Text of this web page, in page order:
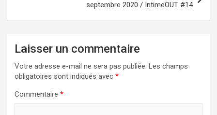
septembre 2020 / IntimeOUT #14
Laisser un commentaire
Votre adresse e-mail ne sera pas publiée. Les champs
obligatoires sont indiqués avec *
Commentaire *